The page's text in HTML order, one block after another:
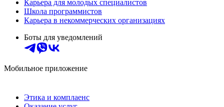
Карьера для молодых специалистов
Школа программистов
Карьера в некоммерческих организациях
Боты для уведомлений
Мобильное приложение
Этика и комплаенс